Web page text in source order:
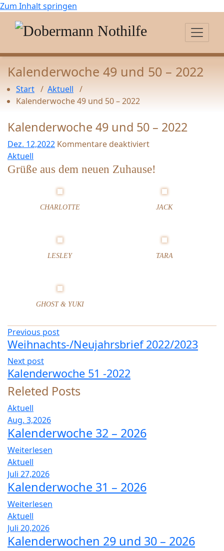
Zum Inhalt springen
Kalenderwoche 49 und 50 – 2022
Start / Aktuell /
Kalenderwoche 49 und 50 – 2022
Kalenderwoche 49 und 50 – 2022
Dez. 12,2022 Kommentare deaktiviert
f
ü
4
9
u
n
d
5
0
–
2
0
2
2
Aktuell
Grüße aus dem neuen Zuhause!
CHARLOTTE JACK
LESLEY TARA
GHOST & YUKI
Previous post
Weihnachts-/Neujahrsbrief 2022/2023
Next post
Kalenderwoche 51 -2022
Releted Posts
Aktuell
Aug. 3,2026
Kalenderwoche 32 – 2026
Weiterlesen
Aktuell
Juli 27,2026
Kalenderwoche 31 – 2026
Weiterlesen
Aktuell
Juli 20,2026
Kalenderwochen 29 und 30 – 2026